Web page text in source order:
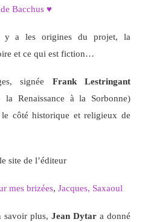
Bacchus ♥
a les origines du projet, la
et ce qui est fiction…
signée Frank Lestringant
la Renaissance à la Sorbonne)
côté historique et religieux de
site de l’éditeur
mes brizées, Jacques, Saxaoul
savoir plus,Jean Dytar a donné